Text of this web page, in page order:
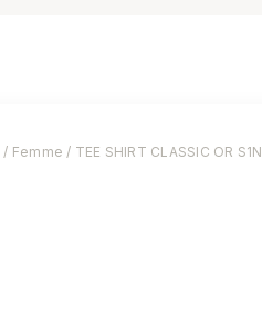
/ Femme / TEE SHIRT CLASSIC OR S1N